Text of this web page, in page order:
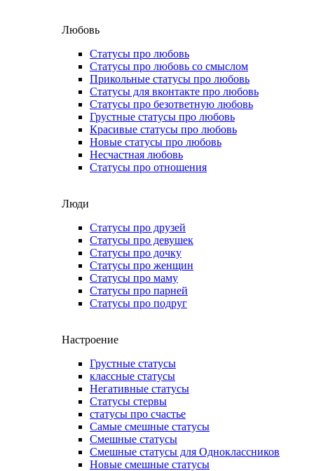
Любовь
Статусы про любовь
Статусы про любовь со смыслом
Прикольные статусы про любовь
Статусы для вконтакте про любовь
Статусы про безответную любовь
Грустные статусы про любовь
Красивые статусы про любовь
Новые статусы про любовь
Несчастная любовь
Статусы про отношения
Люди
Статусы про друзей
Статусы про девушек
Статусы про дочку
Статусы про женщин
Статусы про маму
Статусы про парней
Статусы про подруг
Настроение
Грустные статусы
классные статусы
Негативные статусы
Статусы стервы
статусы про счастье
Самые смешные статусы
Смешные статусы
Смешные статусы для Одноклассников
Новые смешные статусы